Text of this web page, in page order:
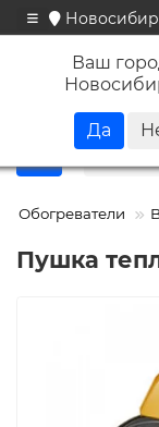
Ваш
Обогреватели
Пушка